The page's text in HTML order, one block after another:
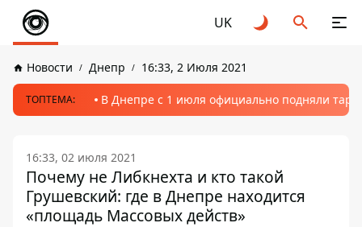
UK
Новости Днепр 16:33, 2 Июля 2021
ТОПТЕМА: В Днепре с 1 июля официально подняли
16:33, 02 июля 2021
Почему не Либкнехта и кто такой
Грушевский: где в Днепре находится
«площадь Массовых действ»